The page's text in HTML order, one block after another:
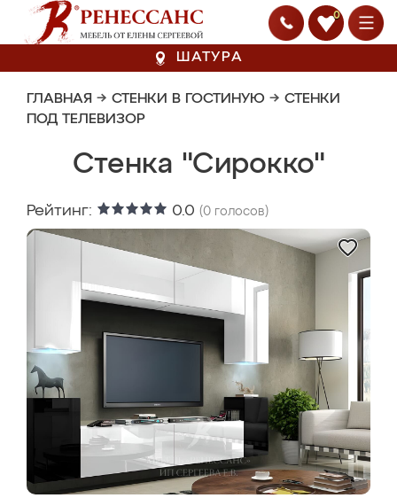
0
ШАТУРА
ГЛАВНАЯ → СТЕНКИ В ГОСТИНУЮ → СТЕНКИ
ПОД ТЕЛЕВИЗОР
Стенка "Сирокко"
Рейтинг: 0.0 (0 голосов)